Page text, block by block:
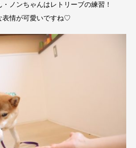
ノンちゃんはレトリーブの練習！
表情が可愛いですね♡